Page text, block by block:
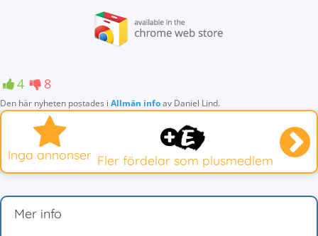
4 8
Den här nyheten postades i Allmän infoav Daniel Lind.
Inga annonser Fler fördelar som plusmedlem
Mer info